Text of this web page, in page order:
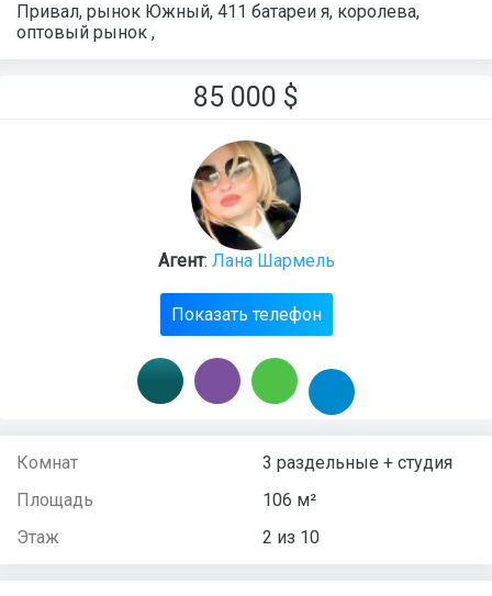
Привал, рынок Южный, 411 батареи я, королева,
оптовый рынок ,
85 000 $
Агент: Лана Шармель
Показать телефон
Комнат
3 раздельные + студия
Площадь
106 м²
Этаж
2 из 10